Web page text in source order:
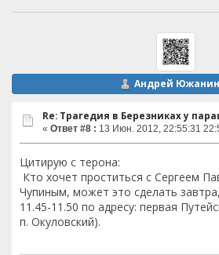
Андрей
Re: Трагедия в Березниках у
« Ответ #8 : 13 Июн. 2012, 22:55:31
Цитирую с терона:
Кто хочет проститься с Сергеем
Чупиным, может это сделать
11.45-11.50 по адресу: первая
п. Окуловский).